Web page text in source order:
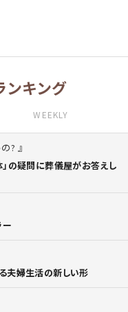
ンキング
WEEKLY
?
の疑問に葬儀屋がお答えし
ー
夫婦生活の新しい形